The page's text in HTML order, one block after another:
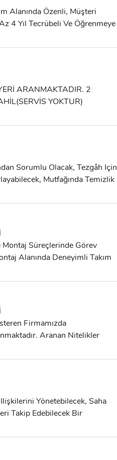
Alanında Özenli, Müşteri
4 Yıl Tecrübeli Ve Öğrenmeye
ARANMAKTADIR. 2
YOKTUR)
Sorumlu Olacak, Tezgâh Için
Mutfağında Temizlik
Süreçlerinde Görev
Alanında Deneyimli Takım
Çalışma Saatleri: 08:00 – 18:00
Güzergahı Çayırova (Yeni
Istasyonlarına Yakın
Adayların
Firmamızda
Aranan Nitelikler
Veren Çalışma Şartları
35.000 TL – 50.000 TL
Yakın Güzergahlar Darıca
Hedefleyen
Yönetebilecek, Saha
Takip Edebilecek Bir
Müşteri Memnuniyetini En